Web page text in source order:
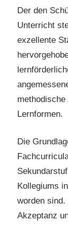
Der den
Unterricht
exzellente
Lernformen.
Die
Kollegiums
worden
Akzeptanz